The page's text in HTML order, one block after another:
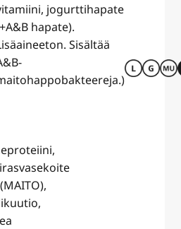
jogurttihapate
hapate).
Sisältää